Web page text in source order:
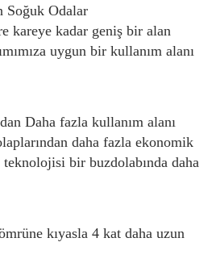
Soğuk Odalar
kareye kadar geniş bir alan
uygun bir kullanım alanı
Daha fazla kullanım alanı
daha fazla ekonomik
teknolojisi bir buzdolabında daha
kıyasla 4 kat daha uzun